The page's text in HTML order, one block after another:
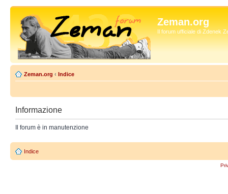
Zeman.org
Il forum ufficiale di Zdenek
Zeman.org ‹ Indice
Informazione
Il forum è in manutenzione
Indice